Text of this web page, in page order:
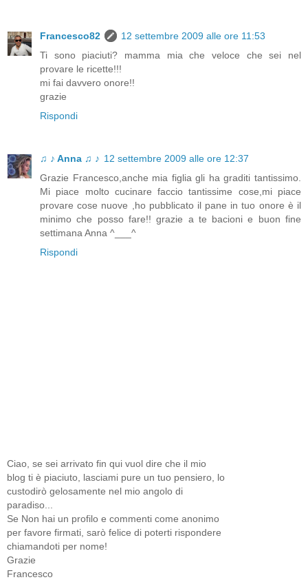
Francesco82
12 settembre 2009 alle ore 11:53
Ti sono piaciuti? mamma mia che veloce che sei nel
provare le ricette!!!
mi fai davvero onore!!
grazie
Rispondi
♫ ♪ Anna ♫ ♪ 12 settembre 2009 alle ore 12:37
Grazie Francesco,anche mia figlia gli ha graditi tantissimo.
Mi piace molto cucinare faccio tantissime cose,mi piace
provare cose nuove ,ho pubblicato il pane in tuo onore è il
minimo che posso fare!! grazie a te bacioni e buon fine
settimana Anna ^___^
Rispondi
Ciao, se sei arrivato fin qui vuol dire che il mio
blog ti è piaciuto, lasciami pure un tuo pensiero, lo
custodirò gelosamente nel mio angolo di
paradiso...
Se Non hai un profilo e commenti come anonimo
per favore firmati, sarò felice di poterti rispondere
chiamandoti per nome!
Grazie
Francesco